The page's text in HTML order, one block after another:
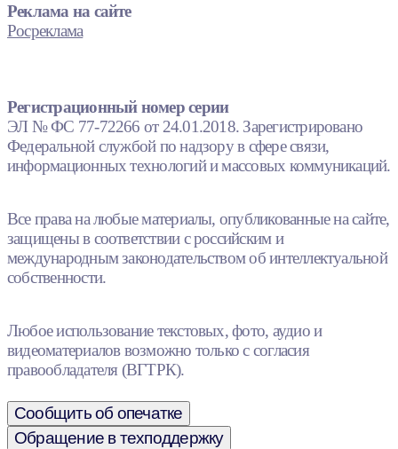
Реклама на сайте
Росреклама
Регистрационный номер серии
ЭЛ № ФС 77-72266 от 24.01.2018. Зарегистрировано
Федеральной службой по надзору в сфере связи,
информационных технологий и массовых коммуникаций.
Все права на любые материалы, опубликованные на сайте,
защищены в соответствии с российским и
международным законодательством об интеллектуальной
собственности.
Любое использование текстовых, фото, аудио и
видеоматериалов возможно только с согласия
правообладателя (ВГТРК).
Сообщить об опечатке
Обращение в техподдержку